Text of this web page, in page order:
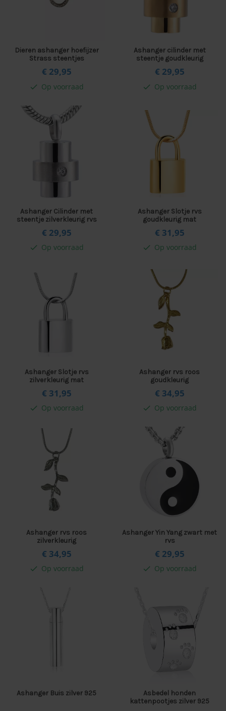
Dieren ashanger hoefijzer
Strass steentjes
€ 29,95
check Op voorraad
Ashanger cilinder met
steentje goudkleurig
€ 29,95
check Op voorraad
Ashanger Cilinder met
steentje zilverkleurig rvs
€ 29,95
check Op voorraad
Ashanger Slotje rvs
goudkleurig mat
€ 31,95
check Op voorraad
Ashanger Slotje rvs
zilverkleurig mat
€ 31,95
check Op voorraad
Ashanger rvs roos
goudkleurig
€ 34,95
check Op voorraad
Ashanger rvs roos
zilverkleurig
€ 34,95
check Op voorraad
Ashanger Yin Yang zwart met
rvs
€ 29,95
check Op voorraad
Ashanger Buis zilver 925
Asbedel honden
kattenpootjes zilver 925